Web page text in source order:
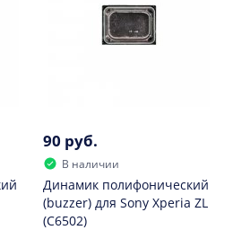
90 руб.
В наличии
Динамик полифонический
(buzzer) для Sony Xperia ZL
(C6502)